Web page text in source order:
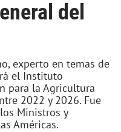
del
experto en temas de
el Instituto
para la Agricultura
2022 y 2026. Fue
Ministros y
Américas.